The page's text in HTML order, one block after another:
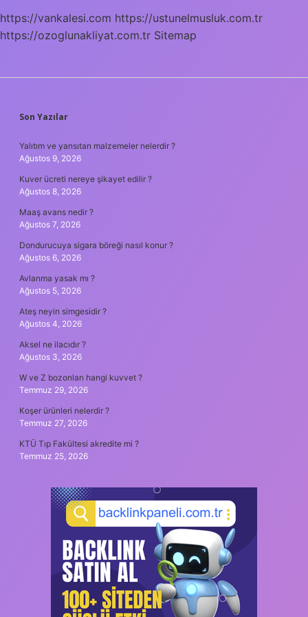
https://vankalesi.com https://ustunelmusluk.com.tr
https://ozoglunakliyat.com.tr Sitemap
SIDEBAR
Son Yazılar
Yalıtım ve yansıtan malzemeler nelerdir ?
Ağustos 9, 2026
Kuver ücreti nereye şikayet edilir ?
Ağustos 8, 2026
Maaş avans nedir ?
Ağustos 7, 2026
Dondurucuya sigara böreği nasıl konur ?
Ağustos 6, 2026
Avlanma yasak mı ?
Ağustos 5, 2026
Ateş neyin simgesidir ?
Ağustos 4, 2026
Aksel ne ilacıdır ?
Ağustos 3, 2026
W ve Z bozonları hangi kuvvet ?
Temmuz 29, 2026
Koşer ürünleri nelerdir ?
Temmuz 27, 2026
KTÜ Tıp Fakültesi akredite mi ?
Temmuz 25, 2026